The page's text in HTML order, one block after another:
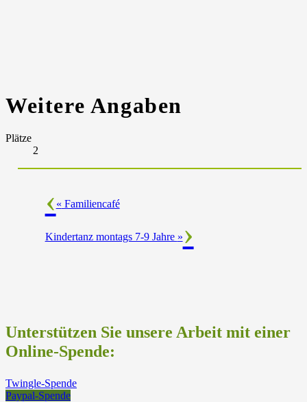
Weitere Angaben
Plätze
2
« Familiencafé
Kindertanz montags 7-9 Jahre »
Unterstützen Sie unsere Arbeit mit einer
Online-Spende:
Twingle-Spende
Paypal-Spende